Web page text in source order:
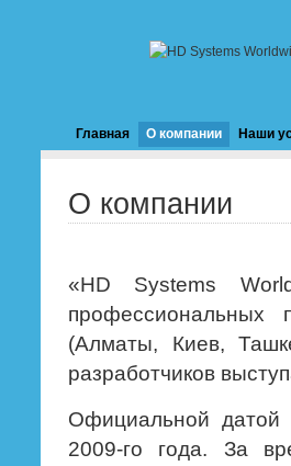
Главная О компании Наши
О компании
«HD Systems
(Алматы, Киев,
разработчиков
Официальной датой
2009-го года. За